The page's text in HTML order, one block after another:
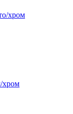
хром
хром